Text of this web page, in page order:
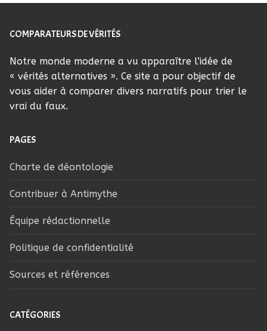
COMPARATEURS DE VÉRITÉS
Notre monde moderne a vu apparaître l’idée de
« vérités alternatives ». Ce site a pour objectif de
vous aider à comparer divers narratifs pour trier le
vrai du faux.
PAGES
Charte de déontologie
Contribuer à Antimythe
Équipe rédactionnelle
Politique de confidentialité
Sources et références
CATÉGORIES